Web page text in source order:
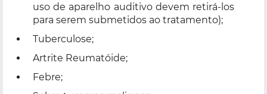
uso de aparelho auditivo devem retirá-los
para serem submetidos ao tratamento);
Tuberculose;
Artrite Reumatóide;
Febre;